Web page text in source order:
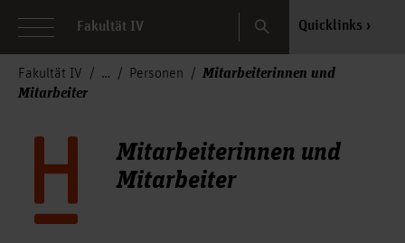
Fakultät IV Search Quicklinks
Fakultät IV Personen
Mitarbeiterinnen und
Mitarbeiter
Mitarbeiterinnen und
Mitarbeiter